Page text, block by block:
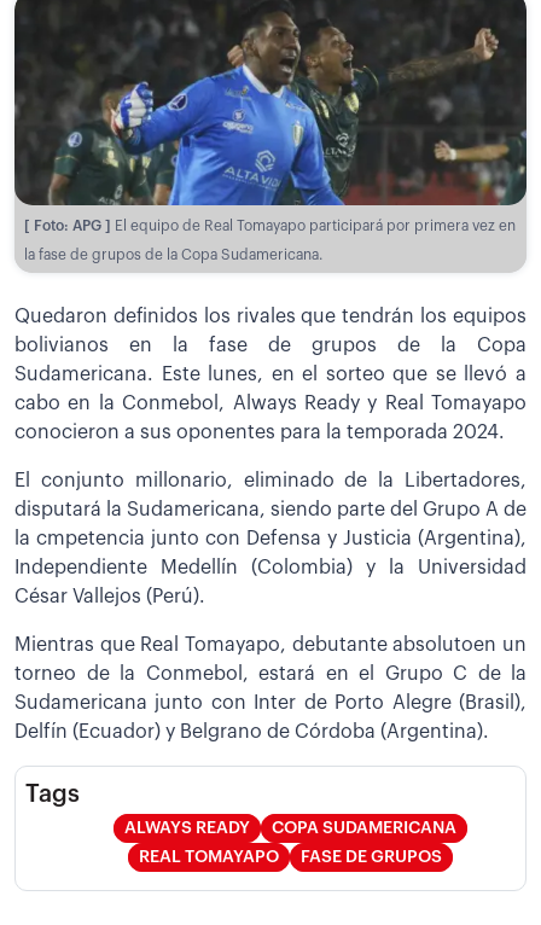
[ Foto: APG ]
El equipo de Real Tomayapo participará por primera vez en
la fase de grupos de la Copa Sudamericana.
Quedaron definidos los rivales que tendrán los equipos
bolivianos en la fase de grupos de la Copa
Sudamericana. Este lunes, en el sorteo que se llevó a
cabo en la Conmebol, Always Ready y Real Tomayapo
conocieron a sus oponentes para la temporada 2024.
El conjunto millonario, eliminado de la Libertadores,
disputará la Sudamericana, siendo parte del Grupo A de
la cmpetencia junto con Defensa y Justicia (Argentina),
Independiente Medellín (Colombia) y la Universidad
César Vallejos (Perú).
Mientras que Real Tomayapo, debutante absolutoen un
torneo de la Conmebol, estará en el Grupo C de la
Sudamericana junto con Inter de Porto Alegre (Brasil),
Delfín (Ecuador) y Belgrano de Córdoba (Argentina).
Tags
ALWAYS READY
COPA SUDAMERICANA
REAL TOMAYAPO
FASE DE GRUPOS